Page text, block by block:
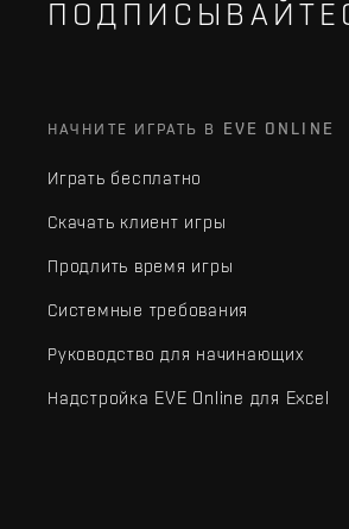
НАЧНИТЕ ИГРАТЬ В EVE ONLINE
Играть бесплатно
Скачать клиент игры
Продлить время игры
Системные требования
Руководство для начинающих
Надстройка EVE Online для Excel